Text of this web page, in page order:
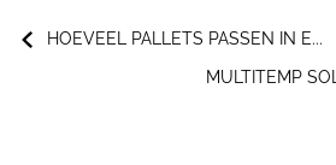
HOEVEEL PALLETS PASSEN IN E...
MULTITEMP